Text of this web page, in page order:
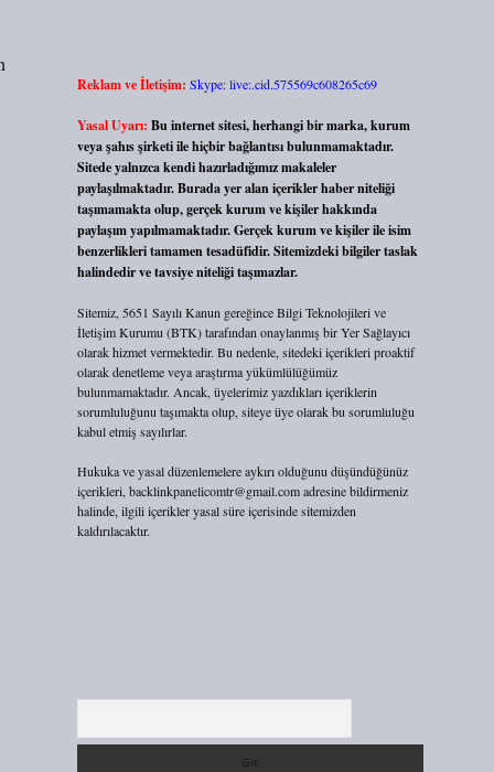
Reklam ve İletişim: Skype: live:.cid.575569c608265c69
Yasal Uyarı: Bu internet sitesi, herhangi bir marka, kurum
veya şahıs şirketi ile hiçbir bağlantısı bulunmamaktadır.
Sitede yalnızca kendi hazırladığımız makaleler
paylaşılmaktadır. Burada yer alan içerikler haber niteliği
taşımamakta olup, gerçek kurum ve kişiler hakkında
paylaşım yapılmamaktadır. Gerçek kurum ve kişiler ile isim
benzerlikleri tamamen tesadüfidir. Sitemizdeki bilgiler taslak
halindedir ve tavsiye niteliği taşımazlar.
Sitemiz, 5651 Sayılı Kanun gereğince Bilgi Teknolojileri ve
İletişim Kurumu (BTK) tarafından onaylanmış bir Yer Sağlayıcı
olarak hizmet vermektedir. Bu nedenle, sitedeki içerikleri proaktif
olarak denetleme veya araştırma yükümlülüğümüz
bulunmamaktadır. Ancak, üyelerimiz yazdıkları içeriklerin
sorumluluğunu taşımakta olup, siteye üye olarak bu sorumluluğu
kabul etmiş sayılırlar.
Hukuka ve yasal düzenlemelere aykırı olduğunu düşündüğünüz
içerikleri, backlinkpanelicomtr@gmail.comadresine bildirmeniz
halinde, ilgili içerikler yasal süre içerisinde sitemizden
kaldırılacaktır.